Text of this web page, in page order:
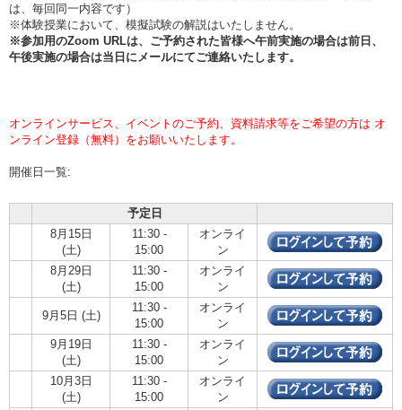
は、毎回同一内容です）
※体験授業において、模擬試験の解説はいたしません。
※参加用のZoom URLは、ご予約された皆様へ午前実施の場合は前日、
午後実施の場合は当日 にメールにてご連絡いたします。
オンラインサービス、イベントのご予約、資料請求等をご希望の方は オ
ンライン登録（無料）をお願いいたします。
開催日一覧:
予定日
8月15日
(土)
11:30 -
15:00
オンライ
ン
8月29日
(土)
11:30 -
15:00
オンライ
ン
9月5日 (土)
11:30 -
15:00
オンライ
ン
9月19日
(土)
11:30 -
15:00
オンライ
ン
10月3日
(土)
11:30 -
15:00
オンライ
ン